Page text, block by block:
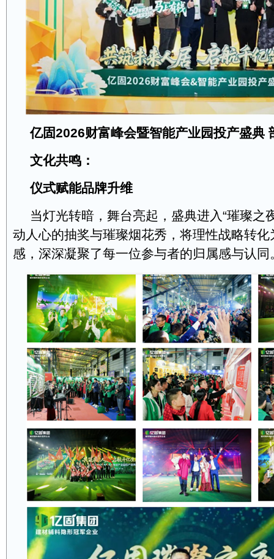
亿固2026财富峰会暨智能产业园投产盛典
文化共鸣：
仪式赋能品牌升维
当灯光转暗，舞台亮起，盛典进入“璀璨之
动人心的抽奖与璀璨烟花秀，将理性战略转
感，深深凝聚了每一位参与者的归属感与认同